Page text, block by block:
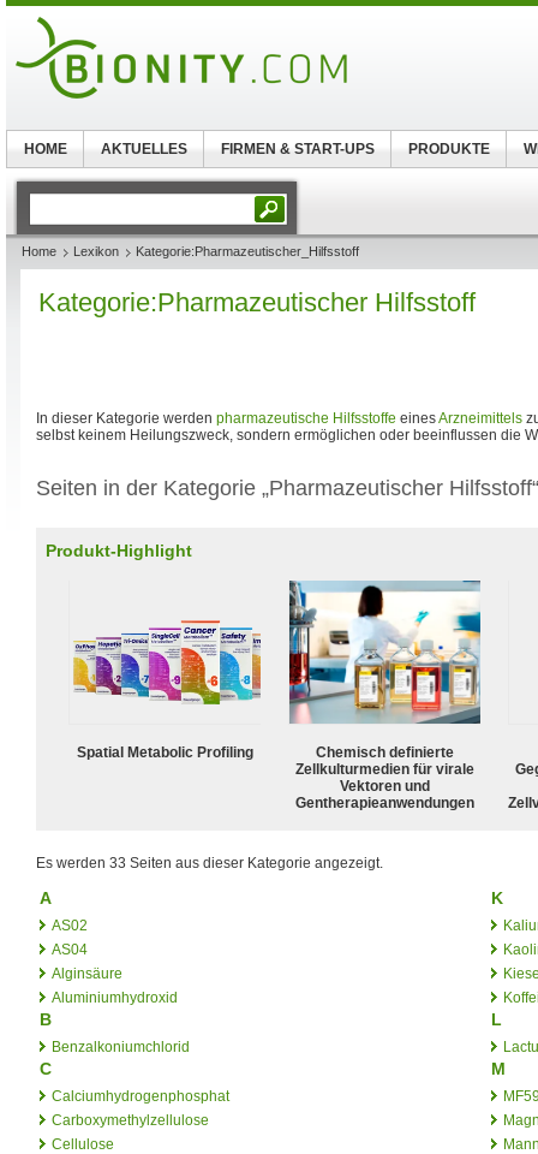
Home Lexikon Kategorie:Pharmazeutischer_Hilfsstoff
Kategorie:Pharmazeutischer Hilfsstoff
In dieser Kategorie werden pharmazeutische Hilfsstoffe einesArzneimittels
selbst keinem Heilungszweck, sondern ermöglichen oder beeinflussen die
Seiten in der Kategorie „Pharmazeutischer Hilfsstoff“
Produkt-Highlight
Spatial Metabolic Profiling
Chemisch definierte
Zellkulturmedien für virale
Vektoren und
Gentherapieanwendungen
Es werden 33 Seiten aus dieser Kategorie angezeigt.
A
AS02
AS04
Alginsäure
Aluminiumhydroxid
B
Benzalkoniumchlorid
C
Calciumhydrogenphosphat
Carboxymethylzellulose
Cellulose
K
L
M
HOME AKTUELLES FIRMEN & START-UPS PRODUKTE